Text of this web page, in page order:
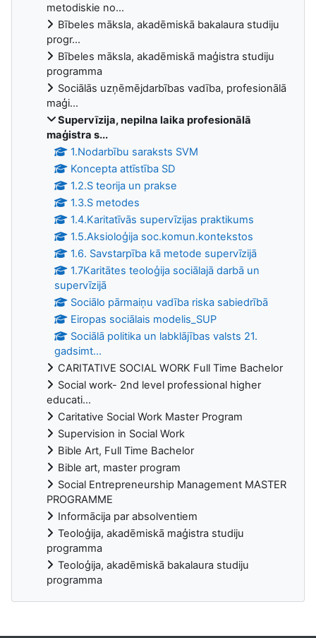
metodiskie no...
Bībeles māksla, akadēmiskā bakalaura studiju
progr...
Bībeles māksla, akadēmiskā maģistra studiju
programma
Sociālās uzņēmējdarbības vadība, profesionālā
maģi...
Supervīzija, nepilna laika profesionālā
maģistra s...
1.Nodarbību saraksts SVM
Koncepta attīstība SD
1.2.S teorija un prakse
1.3.S metodes
1.4.Karitatīvās supervīzijas praktikums
1.5.Aksioloģija soc.komun.kontekstos
1.6. Savstarpība kā metode supervīzijā
1.7Karitātes teoloģija sociālajā darbā un
supervīzijā
Sociālo pārmaiņu vadība riska sabiedrībā
Eiropas sociālais modelis_SUP
Sociālā politika un labklājības valsts 21.
gadsimt...
CARITATIVE SOCIAL WORK Full Time Bachelor
Social work- 2nd level professional higher
educati...
Caritative Social Work Master Program
Supervision in Social Work
Bible Art, Full Time Bachelor
Bible art, master program
Social Entrepreneurship Management MASTER
PROGRAMME
Informācija par absolventiem
Teoloģija, akadēmiskā maģistra studiju
programma
Teoloģija, akadēmiskā bakalaura studiju
programma
Supplementary blocks